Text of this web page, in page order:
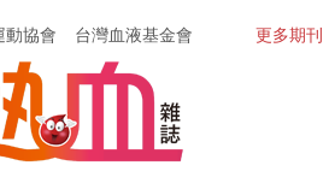
動協會 台灣血液基金會 更多期刊